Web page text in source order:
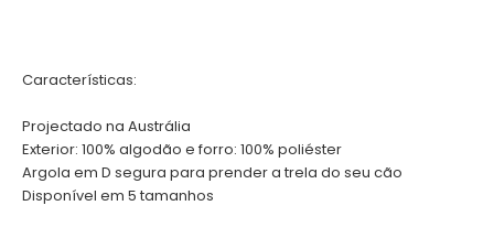
Características:
Projectado na Austrália
Exterior: 100% algodão e forro: 100% poliéster
Argola em D segura para prender a trela do seu cão
Disponível em 5 tamanhos